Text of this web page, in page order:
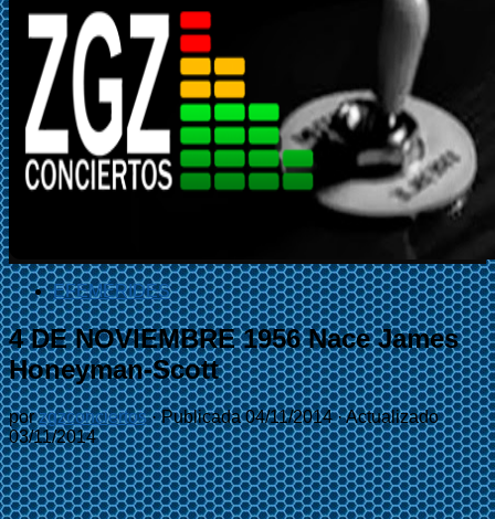
EFEMÉRIDES
4 DE NOVIEMBRE 1956 Nace James
Honeyman-Scott
porzgzconciertos · Publicada04/11/2014· Actualizado
03/11/2014